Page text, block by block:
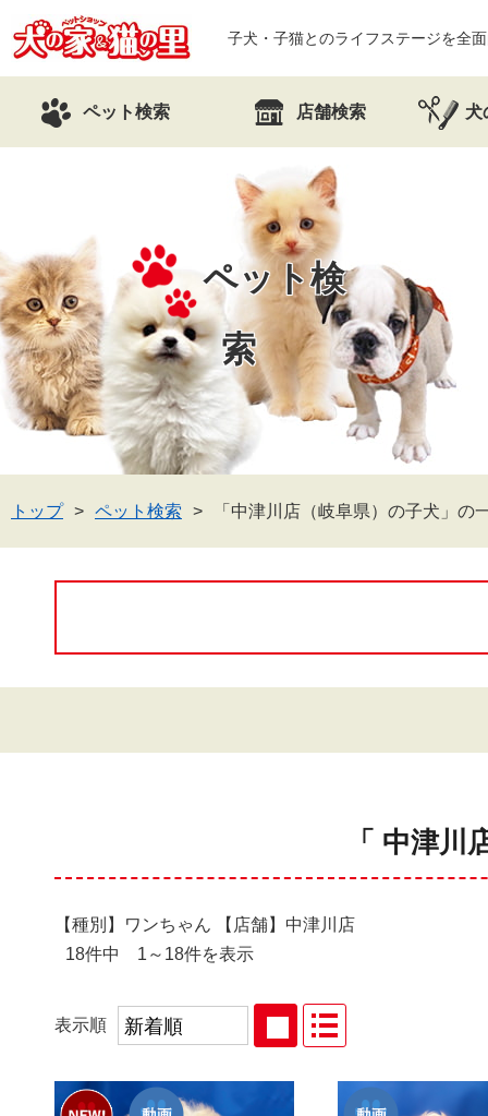
子犬・子猫とのライフステージを全
ペット検索 店舗検索 犬
ペット検
索
トップ ペット検索 「中津川店（岐阜県）の子犬」の
「 中津
【種別】ワンちゃん 【店舗】中津川店
18件中 1～18件を表示
表示順